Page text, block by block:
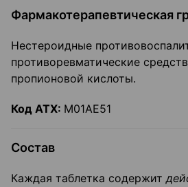
Фармакотерапевтическая
Нестероидные
противоревматические
пропионовой кислоты.
Код ATX: М01АЕ51
Состав
Каждая таблетка содержит